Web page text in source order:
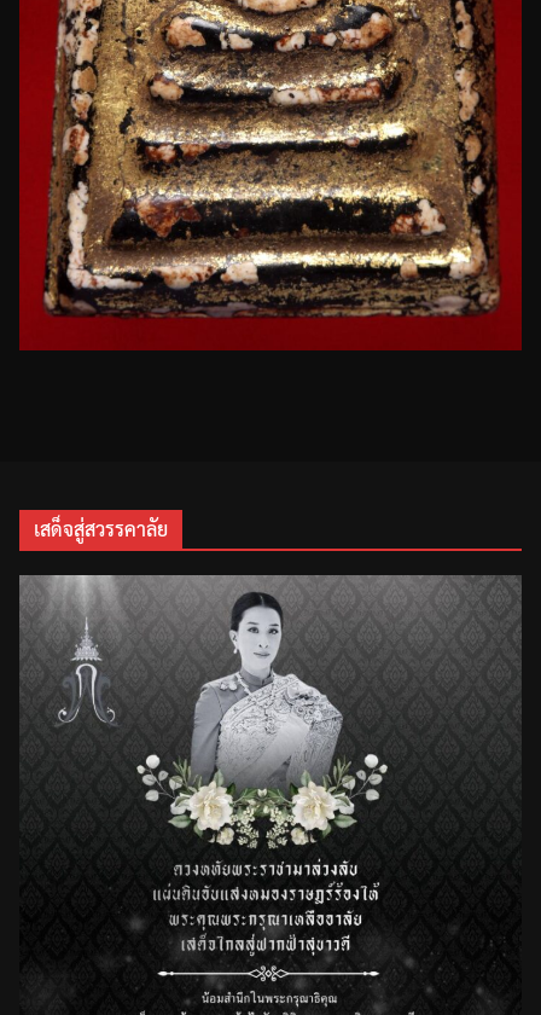
เสด็จสู่สวรรคาลัย